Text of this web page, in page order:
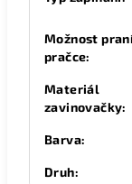
Možnost
pračce:
Materiál
zavinovačky:
Barva:
Druh: